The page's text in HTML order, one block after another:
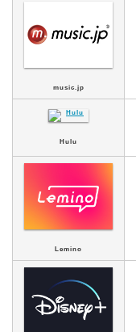
music.jp
Hulu
Lemino